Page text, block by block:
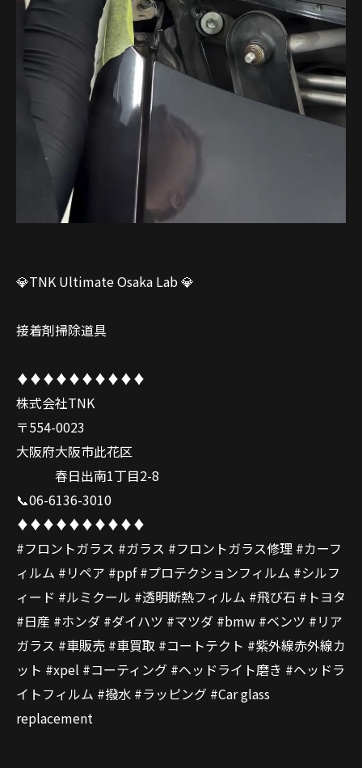
💎TNK Ultimate Osaka Lab 💎
接着剤掃除道具
♦️♦️♦️♦️♦️♦️♦️♦️♦️♦️
株式会社TNK
〒554-0023
大阪府大阪市此花区
春日出南1丁目2-8
📞06-6136-3010
♦️♦️♦️♦️♦️♦️♦️♦️♦️♦️
#フロントガラス #ガラス #フロントガラス修理 #カーフ
ィルム #リペア #ppf #プロテクションフィルム #シルフ
ィード #ルミクール #透明断熱フィルム #飛び石 #トヨタ
#日産 #ホンダ #ダイハツ #マツダ #bmw #ベンツ #リア
ガラス #車販売 #車買取 #コートテクト #紫外線赤外線カ
ット #xpel #コーティング #ヘッドライト磨き #ヘッドラ
イトフィルム #撥水 #ラッピング #Car glass
replacement